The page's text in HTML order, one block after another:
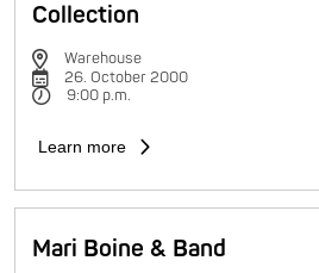
Collection
Warehouse
26. October 2000
9:00 p.m.
Learn more
Mari Boine & Band